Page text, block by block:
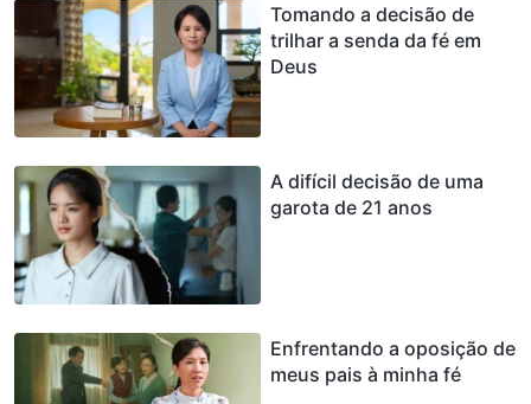
Tomando a decisão de
trilhar a senda da fé em
Deus
A difícil decisão de uma
garota de 21 anos
Enfrentando a oposição de
meus pais à minha fé